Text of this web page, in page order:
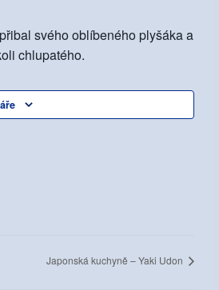
svého oblíbeného plyšáka a
chlupatého.
Japonská kuchyně – Yaki Udon